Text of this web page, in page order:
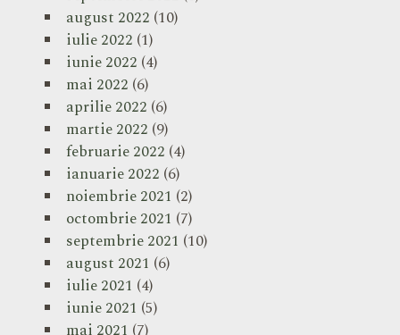
august 2022 (10)
iulie 2022 (1)
iunie 2022 (4)
mai 2022 (6)
aprilie 2022 (6)
martie 2022 (9)
februarie 2022 (4)
ianuarie 2022 (6)
noiembrie 2021 (2)
octombrie 2021 (7)
septembrie 2021 (10)
august 2021 (6)
iulie 2021 (4)
iunie 2021 (5)